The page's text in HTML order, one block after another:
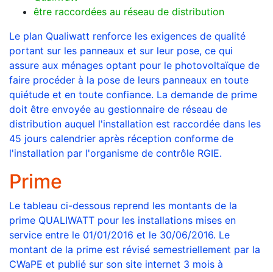
être raccordées au réseau de distribution
Le plan Qualiwatt renforce les exigences de qualité
portant sur les panneaux et sur leur pose, ce qui
assure aux ménages optant pour le photovoltaïque de
faire procéder à la pose de leurs panneaux en toute
quiétude et en toute confiance. La demande de prime
doit être envoyée au gestionnaire de réseau de
distribution auquel l'installation est raccordée dans les
45 jours calendrier après réception conforme de
l'installation par l'organisme de contrôle RGIE.
Prime
Le tableau ci-dessous reprend les montants de la
prime QUALIWATT pour les installations mises en
service entre le 01/01/2016 et le 30/06/2016. Le
montant de la prime est révisé semestriellement par la
CWaPE et publié sur son site internet 3 mois à